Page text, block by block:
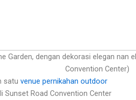
Garden, dengan dekorasi elegan
Convention Center)
satuvenue pernikahan outdoor
Sunset Road Convention Center